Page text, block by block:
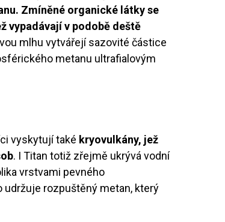
Zmíněné organické látky se
vypadávají v podobě deště
mlhu vytvářejí sazovité částice
metanu ultrafialovým
vyskytují také kryovulkány, jež
. I Titan totiž zřejmě ukrývá vodní
vrstvami pevného
udržuje rozpuštěný metan, který